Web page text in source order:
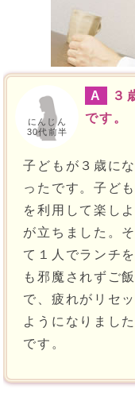
にんじん
30代前半
A
３
です。
子どもが３歳に
ったです。子ど
を利用して楽し
が立ちました。
て１人でランチ
も邪魔されずご
で、疲れがリセ
ようになりまし
です。